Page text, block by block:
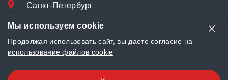
Санкт-Петербург
© «World Metall» 2025, Разработка и комплексное продвижение
"LCAgency"
Мы используем cookie
Продолжая использовать сайт, вы даете согласие на
использование файлов cookie